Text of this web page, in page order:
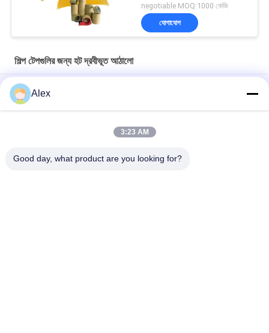
negotiable MOQ:1000 কেজি
যোগাযোগ
শিল্প টেপগুলির জন্য হট দ্রবীভূত আঠালো
হালকা হলুদ রঙ এবং ভাল বন্ধন সহ কুরিয়ার ব্যাগ টেপের জন্য গরম দ্রবীভূত পিএসএ আঠালো
হালকা হলুদ চাপ সংবেদনশীল গরম দ্রবীভূত আঠালো শিল্প টেপ অ্যাপ্লিকেশনের জন্য
ফোম টেপ ক্রাফ্ট পেপার টেপের জন্য 100% কঠিন গরম দ্রবীভূত আঠালো আঠালো ডবল
Alex
3:23 AM
Good day, what product are you looking for?